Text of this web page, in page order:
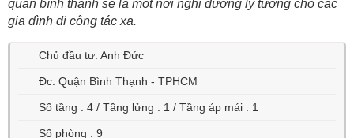
quận bình thạnh sẽ là một nơi nghỉ dưỡng lý tưởng cho các
gia đình đi công tác xa.
Chủ đầu tư: Anh Đức
Đc: Quận Bình Thạnh - TPHCM
Số tầng : 4 / Tầng lửng : 1 / Tầng áp mái : 1
Số phòng : 9